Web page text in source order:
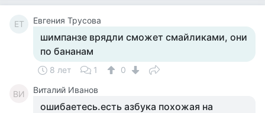
ЕТ Евгения Трусова
шимпанзе врядли сможет смайликами, они
по бананам
8 лет 1 0
ВИ Виталий Иванов
ошибаетесь.есть азбука похожая на